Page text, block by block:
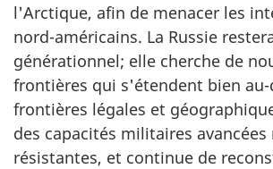
l'Arctique, afin de menacer les
nord-américains. La Russie
générationnel; elle cherche de
frontières qui s'étendent bien
frontières légales et
des capacités militaires
résistantes, et continue de